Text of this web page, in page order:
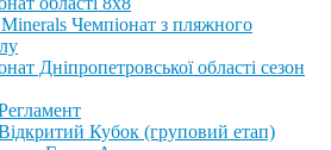
Чемпіонат з пляжного
Дніпропетровської області сезон
Кубок (груповий етап)